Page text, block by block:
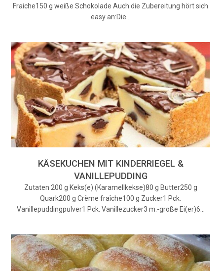
Fraiche150 g weiße Schokolade Auch die Zubereitung hört sich
easy an:Die…
KÄSEKUCHEN MIT KINDERRIEGEL &
VANILLEPUDDING
Zutaten 200 g Keks(e) (Karamellkekse)80 g Butter250 g
Quark200 g Crème fraîche100 g Zucker1 Pck.
Vanillepuddingpulver1 Pck. Vanillezucker3 m.-große Ei(er)6…